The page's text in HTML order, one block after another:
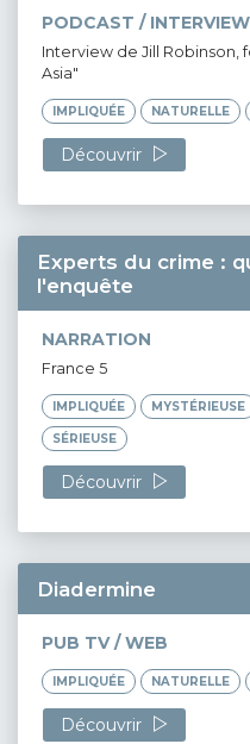
PODCAST /
Interview de Jill Robinson,
Asia"
IMPLIQUÉE NATURELLE
Découvrir
Experts du crime :
l'enquête
NARRATION
France 5
IMPLIQUÉE MYSTÉRIEUSE
SÉRIEUSE
Découvrir
Diadermine
PUB TV / WEB
IMPLIQUÉE NATURELLE
Découvrir